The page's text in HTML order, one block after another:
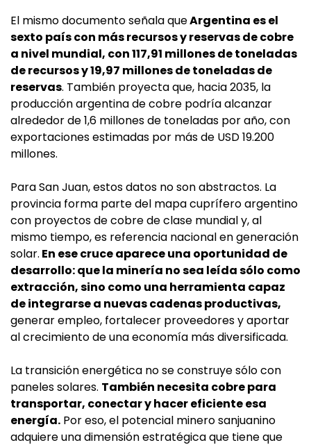
El mismo documento señala queArgentina es el
sexto país con más recursos y reservas de cobre
a nivel mundial, con 117,91 millones de toneladas
de recursos y 19,97 millones de toneladas de
reservas. También proyecta que, hacia 2035, la
producción argentina de cobre podría alcanzar
alrededor de 1,6 millones de toneladas por año, con
exportaciones estimadas por más de USD 19.200
millones.
Para San Juan, estos datos no son abstractos. La
provincia forma parte del mapa cuprífero argentino
con proyectos de cobre de clase mundial y, al
mismo tiempo, es referencia nacional en generación
solar. En ese cruce aparece una oportunidad de
desarrollo: que la minería no sea leída sólo como
extracción, sino como una herramienta capaz
de integrarse a nuevas cadenas productivas,
generar empleo, fortalecer proveedores y aportar
al crecimiento de una economía más diversificada.
La transición energética no se construye sólo con
paneles solares. También necesita cobre para
transportar, conectar y hacer eficiente esa
energía. Por eso, el potencial minero sanjuanino
adquiere una dimensión estratégica que tiene que